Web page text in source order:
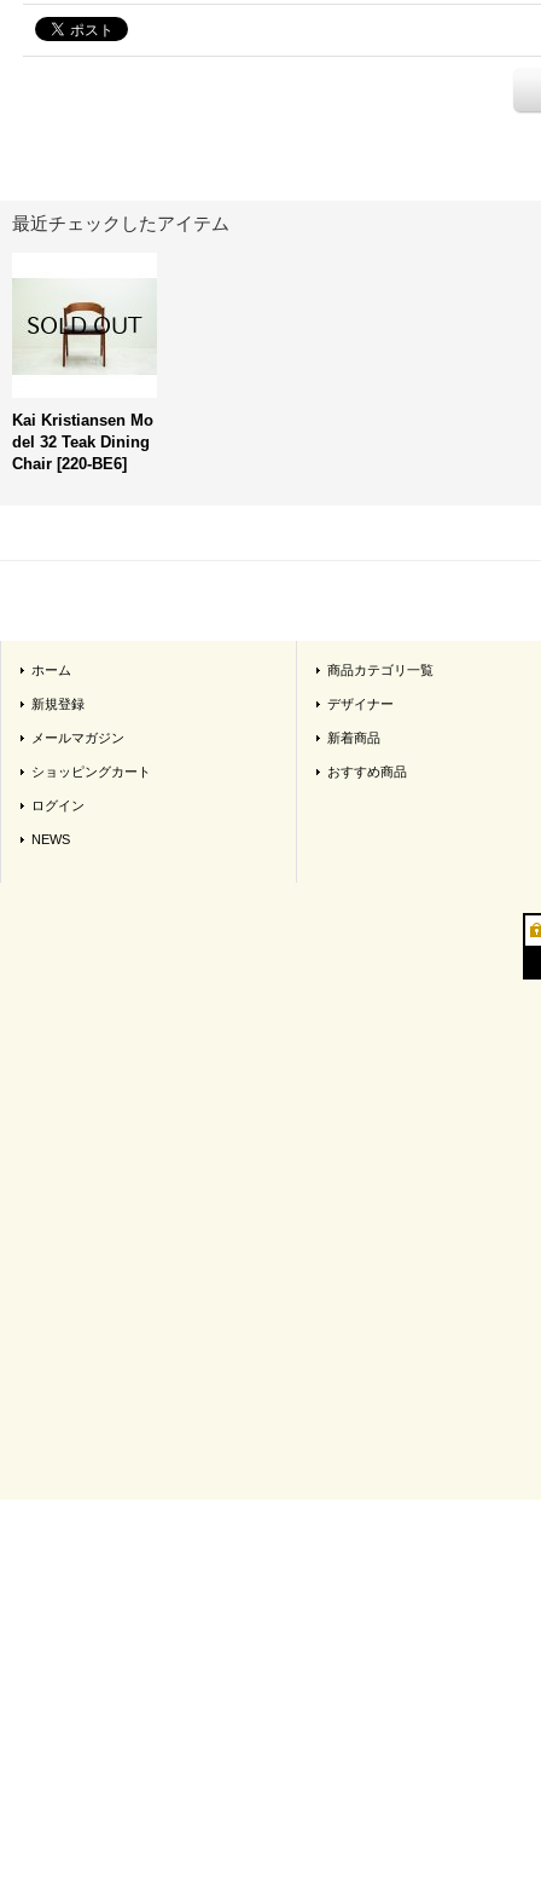
最近チェックしたアイテム
Kai Kristiansen Mo
del 32 Teak Dining
Chair [220-BE6]
ホーム
新規登録
メールマガジン
ショッピングカート
ログイン
NEWS
商品カテゴリ一覧
デザイナー
新着商品
おすすめ商品